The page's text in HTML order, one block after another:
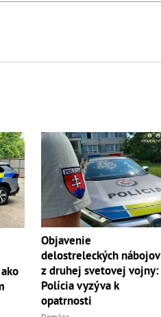
Objavenie
delostreleckých nábojov
z druhej svetovej vojny:
Polícia vyzýva k
opatrnosti